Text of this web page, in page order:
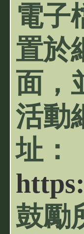
電子
置於
面，
活動
址：
鼓勵